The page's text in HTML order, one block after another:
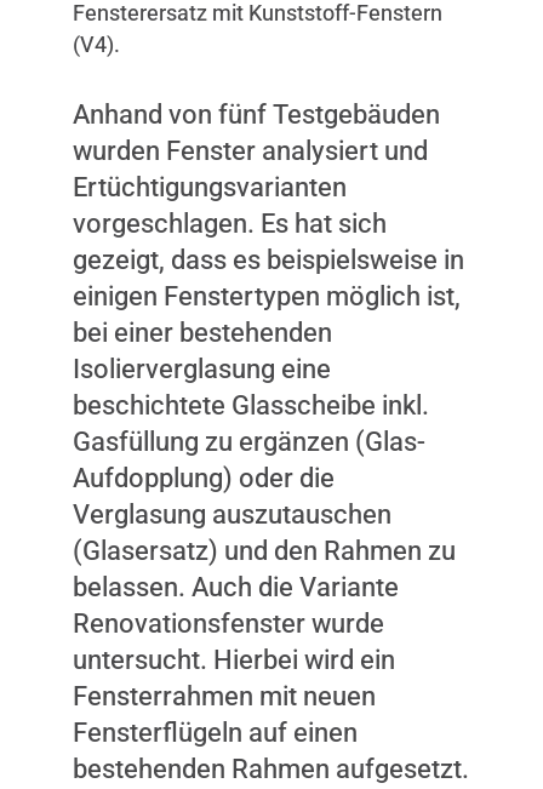
Fensterersatz mit Kunststoff-Fenstern
(V4).
Anhand von fünf Testgebäuden
wurden Fenster analysiert und
Ertüchtigungsvarianten
vorgeschlagen. Es hat sich
gezeigt, dass es beispielsweise in
einigen Fenstertypen möglich ist,
bei einer bestehenden
Isolierverglasung eine
beschichtete Glasscheibe inkl.
Gasfüllung zu ergänzen (Glas-
Aufdopplung) oder die
Verglasung auszutauschen
(Glasersatz) und den Rahmen zu
belassen. Auch die Variante
Renovationsfenster wurde
untersucht. Hierbei wird ein
Fensterrahmen mit neuen
Fensterflügeln auf einen
bestehenden Rahmen aufgesetzt.